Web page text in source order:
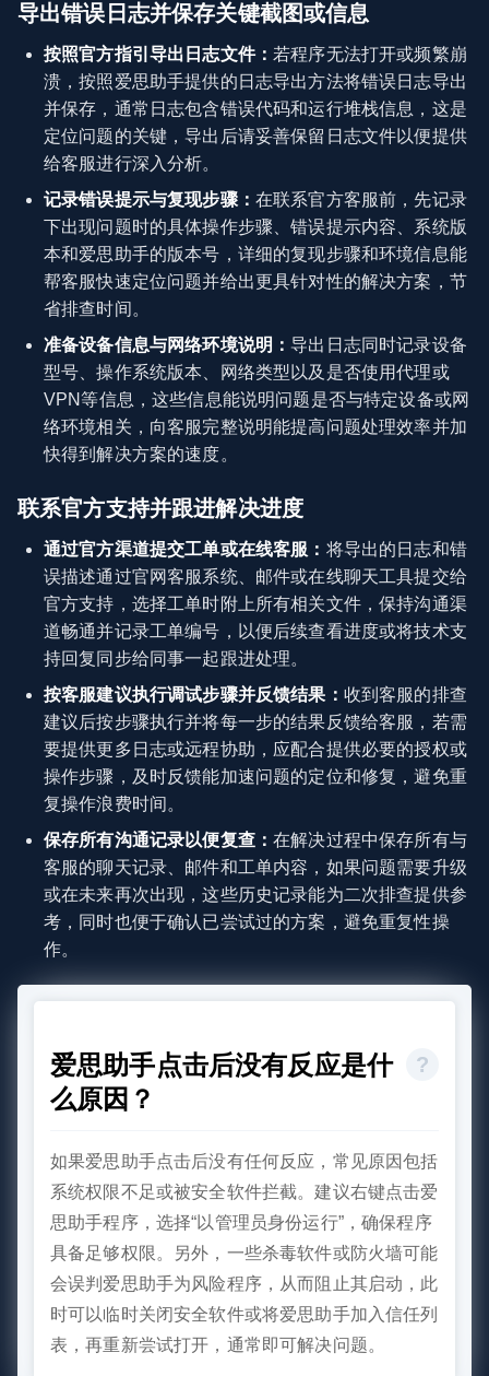
导出错误日志并保存关键截图或信息
按照官方指引导出日志文件： 若程序无法打开或频繁崩
溃，按照爱思助手提供的日志导出方法将错误日志导出
并保存，通常日志包含错误代码和运行堆栈信息，这是
定位问题的关键，导出后请妥善保留日志文件以便提供
给客服进行深入分析。
记录错误提示与复现步骤： 在联系官方客服前，先记录
下出现问题时的具体操作步骤、错误提示内容、系统版
本和爱思助手的版本号，详细的复现步骤和环境信息能
帮客服快速定位问题并给出更具针对性的解决方案，节
省排查时间。
准备设备信息与网络环境说明：导出日志同时记录设备
型号、操作系统版本、网络类型以及是否使用代理或
VPN等信息，这些信息能说明问题是否与特定设备或网
络环境相关，向客服完整说明能提高问题处理效率并加
快得到解决方案的速度。
联系官方支持并跟进解决进度
通过官方渠道提交工单或在线客服： 将导出的日志和错
误描述通过官网客服系统、邮件或在线聊天工具提交给
官方支持，选择工单时附上所有相关文件，保持沟通渠
道畅通并记录工单编号，以便后续查看进度或将技术支
持回复同步给同事一起跟进处理。
按客服建议执行调试步骤并反馈结果： 收到客服的排查
建议后按步骤执行并将每一步的结果反馈给客服，若需
要提供更多日志或远程协助，应配合提供必要的授权或
操作步骤，及时反馈能加速问题的定位和修复，避免重
复操作浪费时间。
保存所有沟通记录以便复查：在解决过程中保存所有与
客服的聊天记录、邮件和工单内容，如果问题需要升级
或在未来再次出现，这些历史记录能为二次排查提供参
考，同时也便于确认已尝试过的方案，避免重复性操
作。
爱思助手点击后没有反应是什
么原因？
如果爱思助手点击后没有任何反应，常见原因包括
系统权限不足或被安全软件拦截。建议右键点击爱
思助手程序，选择“以管理员身份运行”，确保程序
具备足够权限。另外，一些杀毒软件或防火墙可能
会误判爱思助手为风险程序，从而阻止其启动，此
时可以临时关闭安全软件或将爱思助手加入信任列
表，再重新尝试打开，通常即可解决问题。